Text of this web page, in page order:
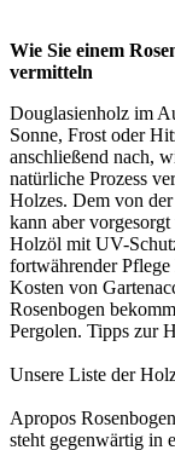
Wie Sie einem
vermitteln
Douglasienholz im
Sonne, Frost oder
anschließend nach,
natürliche Prozess
Holzes. Dem von
kann aber
Holzöl mit UV-
fortwährender Pflege
Kosten von
Rosenbogen
Pergolen. Tipps zur
Unsere Liste der
Apropos
steht gegenwärtig in